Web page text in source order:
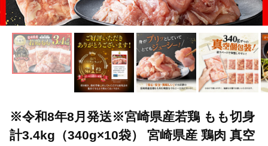
※令和8年8月発送※宮崎県産若鶏 もも切身
計3.4kg（340g×10袋） 宮崎県産 鶏肉 真空